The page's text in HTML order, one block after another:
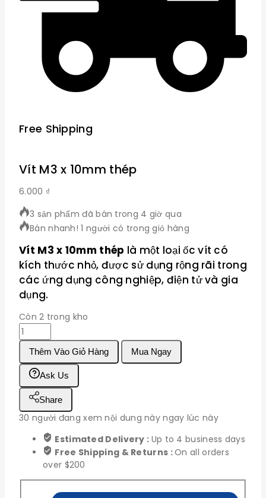
Free Shipping
Vít M3 x 10mm thép
6.000 ₫
3 sản phẩm đã bán trong 4 giờ qua
Bán nhanh! 1 người có trong giỏ hàng
Vít M3 x 10mm thép là một loại ốc vít có
kích thước nhỏ, được sử dụng rộng rãi trong
các ứng dụng công nghiệp, điện tử và gia
dụng.
Còn 2 trong kho
Vít
M3
10mm
thép
số
lượng
Thêm Vào Giỏ Hàng Mua Ngay
Ask Us
Share
30 người đang xem nội dung này ngay lúc này
Estimated Delivery : Up to 4 business days
Free Shipping & Returns :On all orders
over $200